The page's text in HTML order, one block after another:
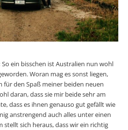
So ein bisschen ist Australien nun wohl
Woran mag es sonst liegen,
für den Spaß meiner beiden neuen
daran, dass sie mir beide sehr am
dass es ihnen genauso gut gefällt wie
anstrengend auch alles unter einen
stellt sich heraus, dass wir ein richtig